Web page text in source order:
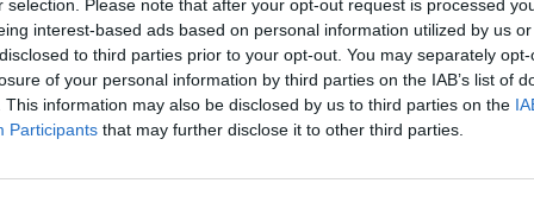
selection. Please note that after your opt-out request is processed
interest-based ads based on personal information utilized by us
to third parties prior to your opt-out. You may separately
of your personal information by third parties on the IAB’s list of
This information may also be disclosed by us to third parties on the
Participants that may further disclose it to other third parties.
m. rugpjūčio.
tik vandenyje, kuris buvo atviras atmosferai
technologijos universiteto sedimentologė
Mondro.